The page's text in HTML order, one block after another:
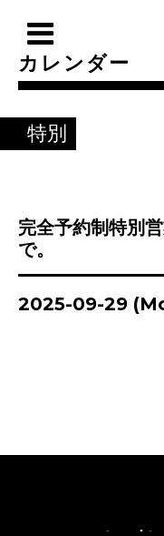
カレンダー
特別
完全予約制特別
で。
2025-09-29